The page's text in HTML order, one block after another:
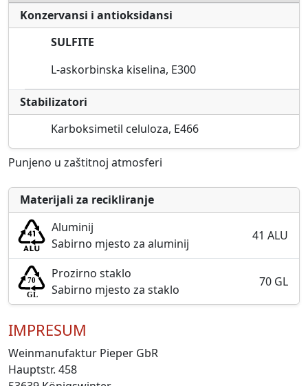
Konzervansi i antioksidansi
SULFITE
L-askorbinska kiselina, E300
Stabilizatori
Karboksimetil celuloza, E466
Punjeno u zaštitnoj atmosferi
Materijali za recikliranje
Aluminij
Sabirno mjesto za aluminij
41 ALU
Prozirno staklo
Sabirno mjesto za staklo
70 GL
IMPRESUM
Weinmanufaktur Pieper GbR
Hauptstr. 458